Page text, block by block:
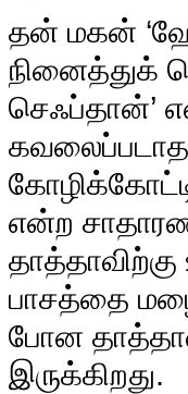
தன் மகன்
நினைத்துக்
செஃப்தான்’
என்ற
பாசத்தை
போன
இருக்கிறது.